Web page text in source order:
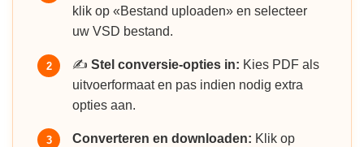
klik op «Bestand uploaden» en selecteer
uw VSD bestand.
2 ✍️ Stel conversie-opties in: Kies PDF als
uitvoerformaat en pas indien nodig extra
opties aan.
3 Converteren en downloaden: Klik op